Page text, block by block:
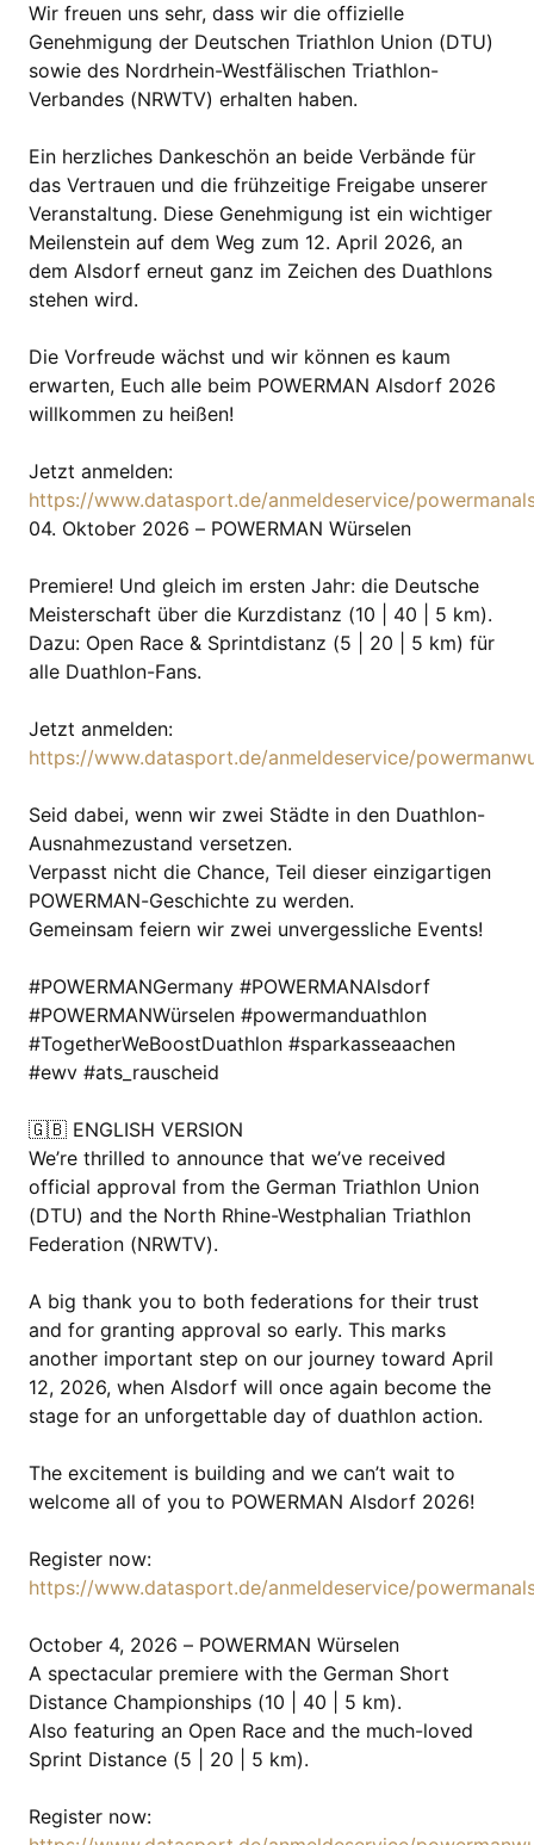
Wir freuen uns sehr, dass wir die offizielle
Genehmigung der Deutschen Triathlon Union (DTU)
sowie des Nordrhein-Westfälischen Triathlon-
Verbandes (NRWTV) erhalten haben.
Ein herzliches Dankeschön an beide Verbände für
das Vertrauen und die frühzeitige Freigabe unserer
Veranstaltung. Diese Genehmigung ist ein wichtiger
Meilenstein auf dem Weg zum 12. April 2026, an
dem Alsdorf erneut ganz im Zeichen des Duathlons
stehen wird.
Die Vorfreude wächst und wir können es kaum
erwarten, Euch alle beim POWERMAN Alsdorf 2026
willkommen zu heißen!
Jetzt anmelden:
https://www.datasport.de/anmeldeservice/
04. Oktober 2026 – POWERMAN Würselen
Premiere! Und gleich im ersten Jahr: die Deutsche
Meisterschaft über die Kurzdistanz (10 | 40 | 5 km).
Dazu: Open Race & Sprintdistanz (5 | 20 | 5 km) für
alle Duathlon-Fans.
Jetzt anmelden:
https://www.datasport.de/anmeldeservice/
Seid dabei, wenn wir zwei Städte in den Duathlon-
Ausnahmezustand versetzen.
Verpasst nicht die Chance, Teil dieser einzigartigen
POWERMAN-Geschichte zu werden.
Gemeinsam feiern wir zwei unvergessliche Events!
#POWERMANGermany #POWERMANAlsdorf
#POWERMANWürselen #powermanduathlon
#TogetherWeBoostDuathlon #sparkasseaachen
#ewv #ats_rauscheid
🇬🇧 ENGLISH VERSION
We’re thrilled to announce that we’ve received
official approval from the German Triathlon Union
(DTU) and the North Rhine-Westphalian Triathlon
Federation (NRWTV).
A big thank you to both federations for their trust
and for granting approval so early. This marks
another important step on our journey toward April
12, 2026, when Alsdorf will once again become the
stage for an unforgettable day of duathlon action.
The excitement is building and we can’t wait to
welcome all of you to POWERMAN Alsdorf 2026!
Register now:
https://www.datasport.de/anmeldeservice/
October 4, 2026 – POWERMAN Würselen
A spectacular premiere with the German Short
Distance Championships (10 | 40 | 5 km).
Also featuring an Open Race and the much-loved
Sprint Distance (5 | 20 | 5 km).
Register now: